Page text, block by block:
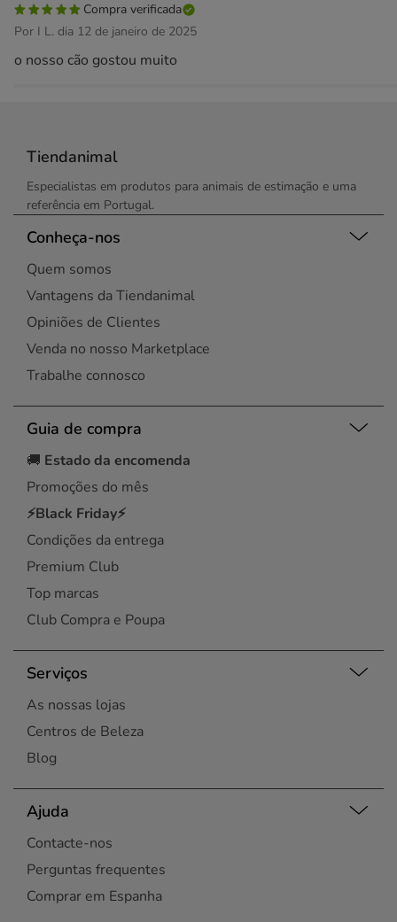
Compra verificada
Por I L. dia 12 de janeiro de 2025
o nosso cão gostou muito
Tiendanimal
Especialistas em produtos para animais de estimação e uma
referência em Portugal.
Conheça-nos
Quem somos
Vantagens da Tiendanimal
Opiniões de Clientes
Venda no nosso Marketplace
Trabalhe connosco
Guia de compra
🚚 Estado da encomenda
Promoções do mês
⚡Black Friday⚡
Condições da entrega
Premium Club
Top marcas
Club Compra e Poupa
Serviços
As nossas lojas
Centros de Beleza
Blog
Ajuda
Contacte-nos
Perguntas frequentes
Comprar em Espanha